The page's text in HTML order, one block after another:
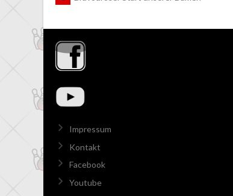
NAVIGATION
Impressum
Kontakt
Facebook
Youtube